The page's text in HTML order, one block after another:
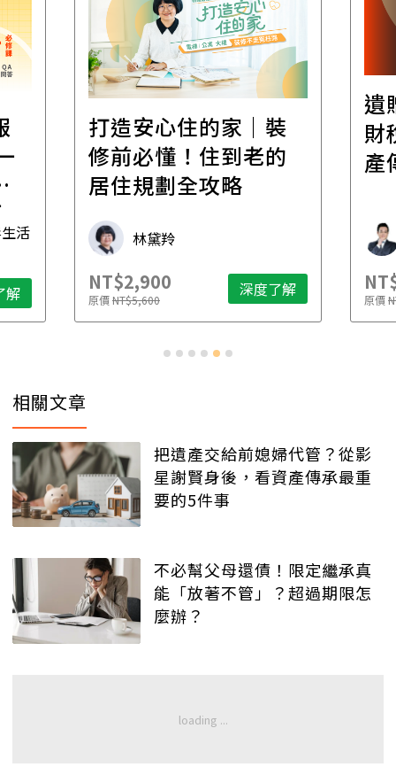
活
解
打造安心住的家｜裝
修前必懂！住到老的
居住規劃全攻略
林黛羚
NT$2,900
原價NT$5,600 深度了解
遺
財
產
原價
相關文章
把遺產交給前媳婦代管？從影
星謝賢身後，看資產傳承最重
要的5件事
不必幫父母還債！限定繼承真
能「放著不管」？超過期限怎
麼辦？